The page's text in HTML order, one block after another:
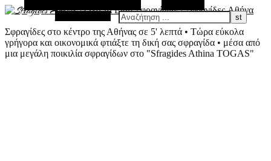
Σφραγίδες στο κέντρο της Αθήνας σε 5' λεπτά • Τώρα εύκολα
γρήγορα και οικονομικά φτιάξτε τη δική σας σφραγίδα • μέσα από
μια μεγάλη ποικιλία σφραγίδων στο "Sfragides Athina TOGAS"
Τυχαίο Άρθρο
Αναζήτηση